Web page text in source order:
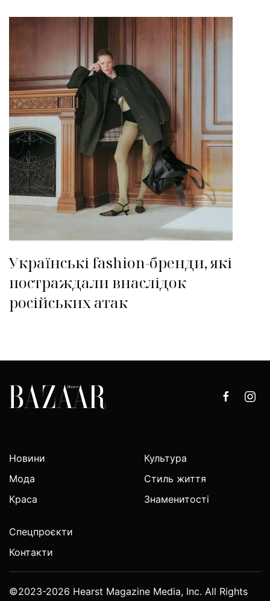
Українські fashion-бренди, які
постраждали внаслідок
російських атак
Новини
Мода
Краса
Культура
Стиль життя
Знаменитості
Спецпроєкти
Контакти
©2023-2026 Hearst Magazine Media, Inc. All Rights